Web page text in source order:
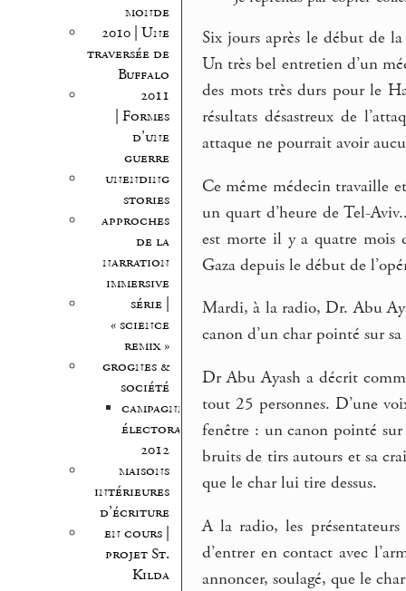
monde
2010 | Une
traversée de
Buffalo
2011
| Formes
d’une
guerre
unending
stories
approches
de la
narration
immersive
série |
« science
remix »
grognes &
société
campagne
électorale
2012
maisons
intérieures
d’écriture
en cours |
projet St.
Kilda
Six jours après le début de
Un très bel entretien d’un
des mots très durs pour le
résultats désastreux de
attaque ne pourrait avoir
Ce même médecin travaille
un quart d’heure de Tel-
est morte il y a quatre mois
Gaza depuis le début de
Mardi, à la radio, Dr. Abu
canon d’un char pointé sur
Dr Abu Ayash a décrit
tout 25 personnes. D’une
fenêtre : un canon pointé
bruits de tirs autours et sa
que le char lui tire dessus.
A la radio, les
d’entrer en contact avec
annoncer, soulagé, que le